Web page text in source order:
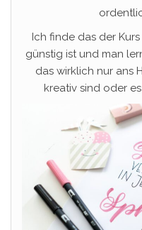
Ich finde das der
günstig ist und man
das wirklich nur ans
kreativ sind oder